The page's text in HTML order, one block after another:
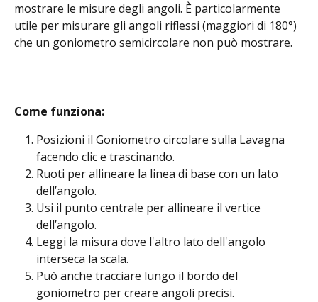
mostrare le misure degli angoli. È particolarmente
utile per misurare gli angoli riflessi (maggiori di 180°)
che un goniometro semicircolare non può mostrare.
Come funziona:
Posizioni il Goniometro circolare sulla Lavagna
facendo clic e trascinando.
Ruoti per allineare la linea di base con un lato
dell’angolo.
Usi il punto centrale per allineare il vertice
dell’angolo.
Leggi la misura dove l'altro lato dell'angolo
interseca la scala.
Può anche tracciare lungo il bordo del
goniometro per creare angoli precisi.